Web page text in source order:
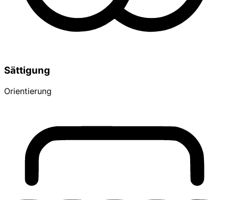
Sättigung
Orientierung